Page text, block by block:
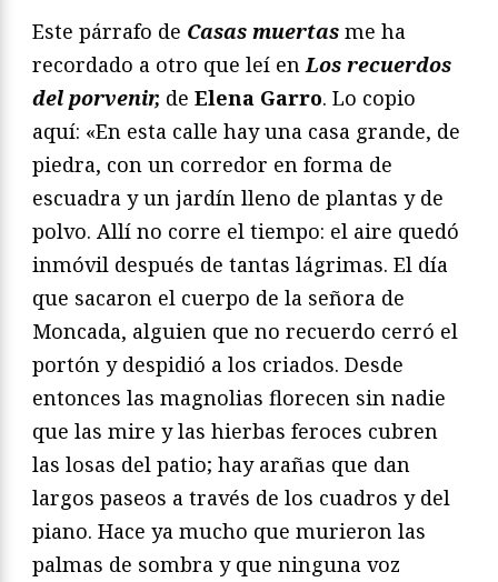
Este párrafo de Casas muertas me ha
recordado a otro que leí en Los recuerdos
del porvenir, de Elena Garro. Lo copio
aquí: «En esta calle hay una casa grande, de
piedra, con un corredor en forma de
escuadra y un jardín lleno de plantas y de
polvo. Allí no corre el tiempo: el aire quedó
inmóvil después de tantas lágrimas. El día
que sacaron el cuerpo de la señora de
Moncada, alguien que no recuerdo cerró el
portón y despidió a los criados. Desde
entonces las magnolias florecen sin nadie
que las mire y las hierbas feroces cubren
las losas del patio; hay arañas que dan
largos paseos a través de los cuadros y del
piano. Hace ya mucho que murieron las
palmas de sombra y que ninguna voz